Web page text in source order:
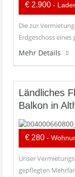
€ 2.900 -
Die zur
Erdgeschoss
Mehr Details
Ländliches
Balkon in
€ 280 -
Unser
gepflegten